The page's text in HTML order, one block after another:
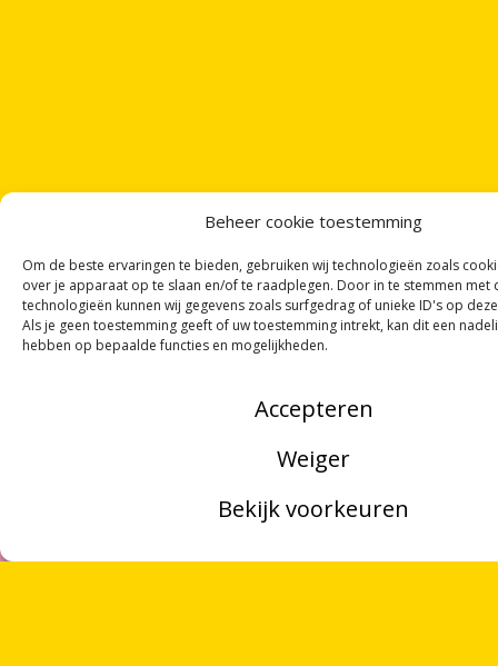
Beheer cookie toestemming
Om de beste ervaringen te bieden, gebruiken wij technologieën zoals
over je apparaat op te slaan en/of te raadplegen. Door in te stemmen met
technologieën kunnen wij gegevens zoals surfgedrag of unieke ID's op
Als je geen toestemming geeft of uw toestemming intrekt, kan dit een
hebben op bepaalde functies en mogelijkheden.
Accepteren
Weiger
Bekijk voorkeuren